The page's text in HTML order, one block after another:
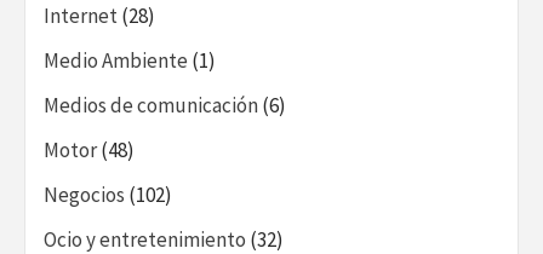
Internet(28)
Medio Ambiente (1)
Medios de comunicación(6)
Motor(48)
Negocios (102)
Ocio y entretenimiento (32)